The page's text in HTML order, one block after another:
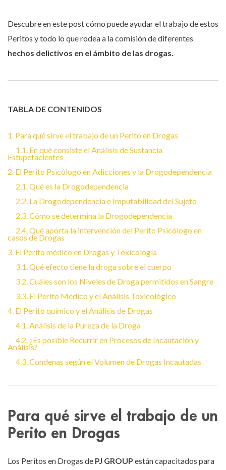
Descubre en este post cómo puede ayudar el trabajo de estos
Peritos y todo lo que rodea a la comisión de diferentes
hechos delictivos en el ámbito de las drogas.
TABLA DE CONTENIDOS
1. Para qué sirve el trabajo de un Perito en Drogas
1.1. En qué consiste el Análisis de Sustancia
Estupefacientes
2. El Perito Psicólogo en Adicciones y la Drogodependencia
2.1. Qué es la Drogodependencia
2.2. La Drogodependencia e Imputabilidad del Sujeto
2.3. Cómo se determina la Drogodependencia
2.4. Qué aporta la intervención del Perito Psicólogo en
casos de Drogas
3. El Perito médico en Drogas y Toxicología
3.1. Qué efecto tiene la droga sobre el cuerpo
3.2. Cuáles son los Niveles de Droga permitidos en Sangre
3.3. El Perito Médico y el Análisis Toxicológico
4. El Perito químico y el Análisis de Drogas
4.1. Análisis de la Pureza de la Droga
4.2. ¿Es posible Recurrir en Procesos de Incautación y
Análisis?
4.3. Condenas según el Volumen de Drogas Incautadas
Para qué sirve el trabajo de un
Perito en Drogas
Los Peritos en Drogas de PJ GROUP están capacitados para